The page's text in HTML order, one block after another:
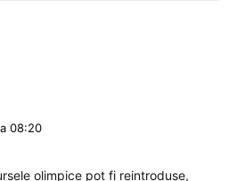
08:20
olimpice pot fi reintroduse,